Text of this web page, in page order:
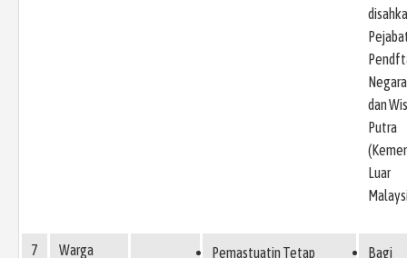
dan
Putra
Luar
7
Warga
Pemastuatin Tetap
Bagi